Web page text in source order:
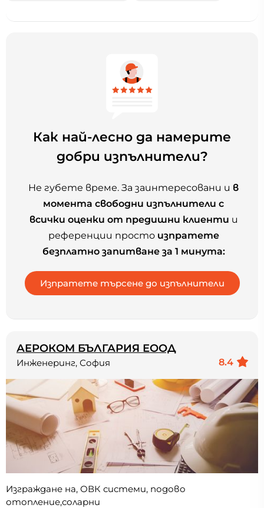
Как най-лесно да намерите
добри изпълнители?
Не губете време. За заинтересовани и в
момента свободни изпълнители с
всички оценки от предишни клиенти и
референции просто изпратете
безплатно запитване за 1 минута:
АЕРОКОМ БЪЛГАРИЯ ЕООД
8.4
Инженеринг, София
Изграждане на, ОВК системи, подово
отопление,соларни